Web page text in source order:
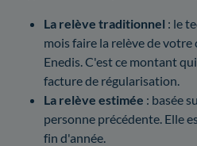
La relève traditionnel : le
mois faire la relève de
Enedis. C'est ce montant
facture de régularisation.
La relève estimée : basée
personne précédente. Elle
fin d'année.